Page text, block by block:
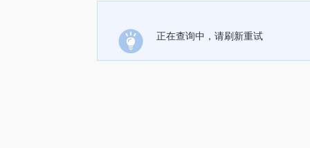
正在查询中，请刷新重试